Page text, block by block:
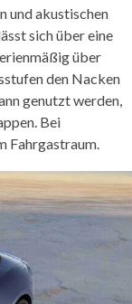
und akustischen
sich über eine
über
den Nacken
genutzt werden,
Bei
Fahrgastraum.